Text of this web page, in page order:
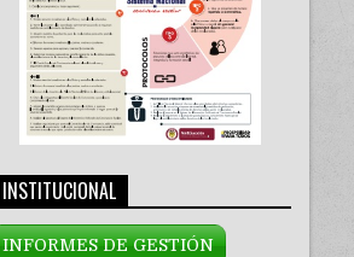
INSTITUCIONAL
INFORMES DE GESTIÓN